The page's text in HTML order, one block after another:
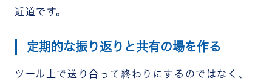
近道です。
定期的な振り返りと共有の場を作る
ツール上で送り合って終わりにするのではなく、